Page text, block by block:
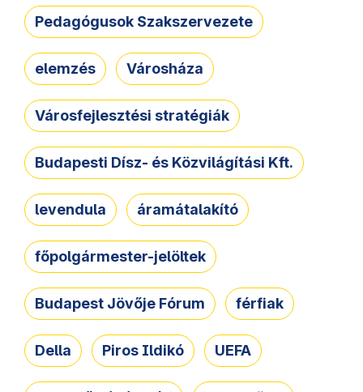
Pedagógusok Szakszervezete
elemzés Városháza
Városfejlesztési stratégiák
Budapesti Dísz- és Közvilágítási Kft.
levendula áramátalakító
főpolgármester-jelöltek
Budapest Jövője Fórum férfiak
Della Piros Ildikó UEFA